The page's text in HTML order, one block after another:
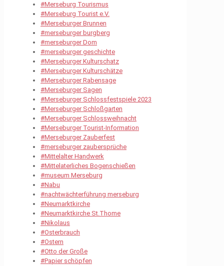
#Merseburg Tourismus
#Merseburg Tourist e.V.
#Merseburger Brunnen
#merseburger burgberg
#merseburger Dom
#merseburger geschichte
#Merseburger Kulturschatz
#Merseburger Kulturschätze
#Merseburger Rabensage
#Merseburger Sagen
#Merseburger Schlossfestspiele 2023
#Merseburger Schloßgarten
#Merseburger Schlossweihnacht
#Merseburger Tourist-Information
#Merseburger Zauberfest
#merseburger zaubersprüche
#Mittelalter Handwerk
#Mittelaterliches Bogenschießen
#museum Merseburg
#Nabu
#nachtwächterführung merseburg
#Neumarktkirche
#Neumarktkirche St.Thome
#Nikolaus
#Osterbrauch
#Ostern
#Otto der Große
#Papier schöpfen